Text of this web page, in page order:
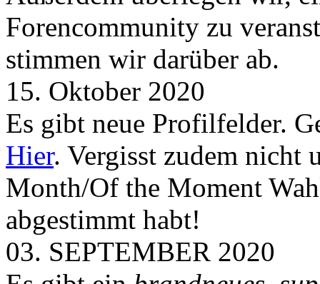
Forencommunity zu
stimmen wir darüber ab.
15. Oktober 2020
Es gibt neue Profilfelder.
Hier. Vergisst zudem nicht
Month/Of the Moment
abgestimmt habt!
03. SEPTEMBER 2020